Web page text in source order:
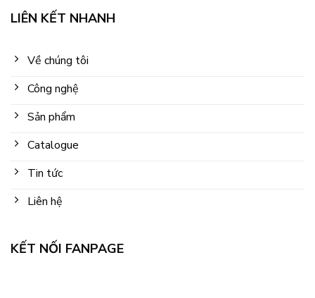
LIÊN KẾT NHANH
Về chúng tôi
Công nghệ
Sản phẩm
Catalogue
Tin tức
Liên hệ
KẾT NỐI FANPAGE